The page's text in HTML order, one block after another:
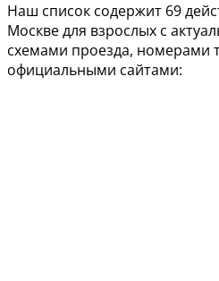
Наш список содержит 69
Москве для взрослых с
схемами проезда, номерами
официальными сайтами: